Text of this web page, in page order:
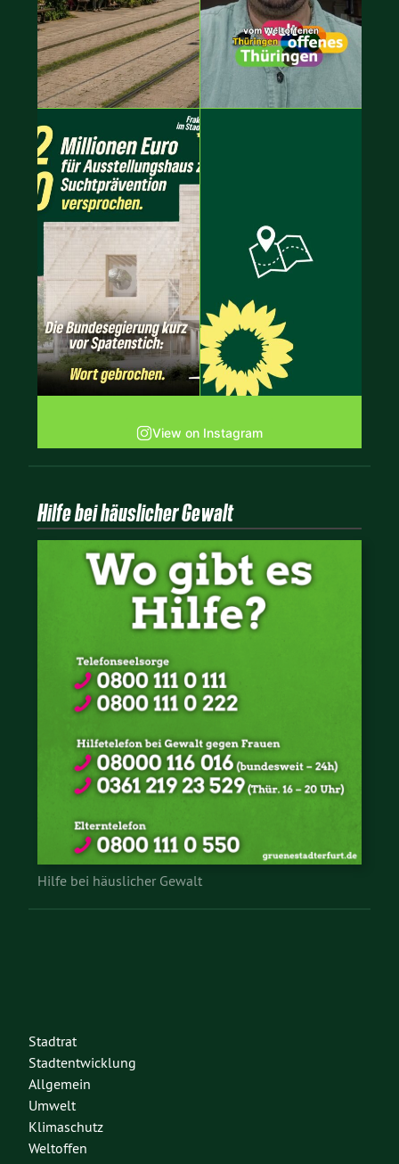
View on Instagram
Hilfe bei häuslicher Gewalt
Hilfe bei häuslicher Gewalt
Stadtrat
Stadtentwicklung
Allgemein
Umwelt
Klimaschutz
Weltoffen